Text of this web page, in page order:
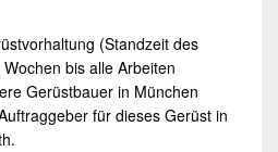
(Standzeit des
bis alle Arbeiten
Gerüstbauer in München
für dieses Gerüst in